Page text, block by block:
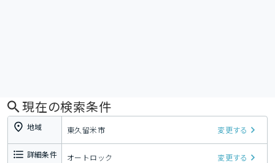
現在の検索条件
地域 東久留米市 変更する
詳細条件 オートロック 変更する